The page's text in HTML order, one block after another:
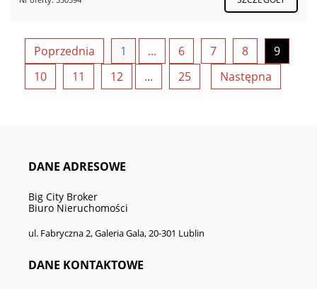
Poprzednia 1 ... 6 7 8
9
10
11 12 ... 25 Następna
DANE ADRESOWE
Big City Broker
Biuro Nieruchomości
ul. Fabryczna 2, Galeria Gala, 20-301 Lublin
DANE KONTAKTOWE